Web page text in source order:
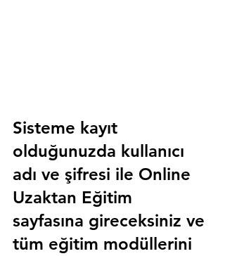
Sisteme kayıt
olduğunuzda kullanıcı
adı ve şifresi ile Online
Uzaktan Eğitim
sayfasına gireceksiniz ve
tüm eğitim modüllerini